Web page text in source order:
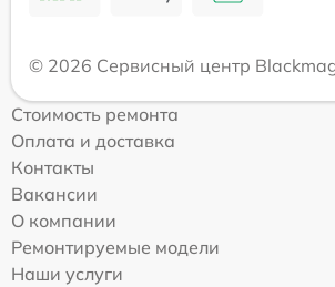
© 2026 Сервисный центр
Стоимость ремонта
Оплата и доставка
Контакты
Вакансии
О компании
Ремонтируемые модели
Наши услуги